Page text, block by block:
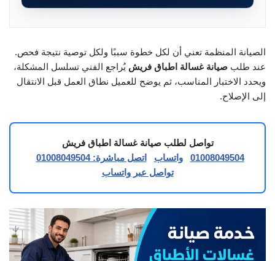
الصيانة المنظمة تعني أن لكل خطوة سببًا ولكل توصية نتيجة فحص.
عند طلب صيانة غسالة اطباق فريش يُراجع الفني تسلسل المشكلة،
ويحدد الاختبار المناسب، ثم يوضح للعميل نطاق العمل قبل الانتقال
إلى الإصلاح.
تواصل لطلب صيانة غسالة اطباق فريش
01008049504
واتساب
اتصل مباشرة: 01008049504
تواصل عبر واتساب